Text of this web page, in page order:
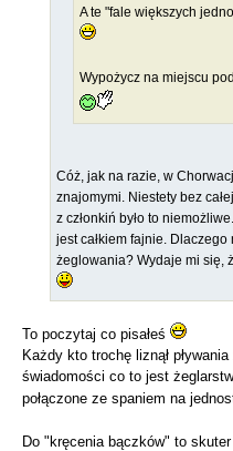
A te "fale większych
Wypożycz na miejscu
Cóż, jak na razie, w
znajomymi. Niestety bez
z członkiń było to
jest całkiem fajnie.
żeglowania? Wydaje mi się,
To poczytaj co pisałeś
Każdy kto trochę liznął
świadomości co to jest
połączone ze spaniem na
Do "kręcenia bączków" to